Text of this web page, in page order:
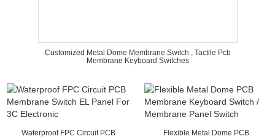
Customized Metal Dome Membrane Switch , Tactile Pcb
Membrane Keyboard Switches
Waterproof FPC Circuit PCB
Flexible Metal Dome PCB